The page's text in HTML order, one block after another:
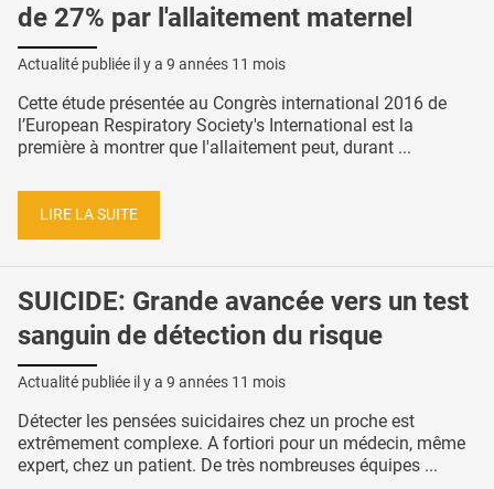
de 27% par l'allaitement maternel
Actualité publiée il y a 9 années 11 mois
Cette étude présentée au Congrès international 2016 de
l’European Respiratory Society's International est la
première à montrer que l'allaitement peut, durant ...
LIRE LA SUITE
SUICIDE: Grande avancée vers un test
sanguin de détection du risque
Actualité publiée il y a 9 années 11 mois
Détecter les pensées suicidaires chez un proche est
extrêmement complexe. A fortiori pour un médecin, même
expert, chez un patient. De très nombreuses équipes ...